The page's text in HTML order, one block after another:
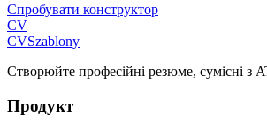
Спробувати конструктор
CV
CVSzablony
Створюйте професійні резюме, сумісні з
Продукт